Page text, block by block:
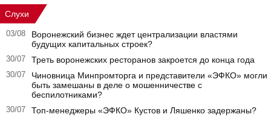
Слухи
03/08
Воронежский бизнес ждет централизации властями
будущих капитальных строек?
30/07 Треть воронежских ресторанов закроется до конца года
30/07
Чиновница Минпромторга и представители «ЭФКО» могли
быть замешаны в деле о мошенничестве с
беспилотниками?
30/07 Топ-менеджеры «ЭФКО» Кустов и Ляшенко задержаны?